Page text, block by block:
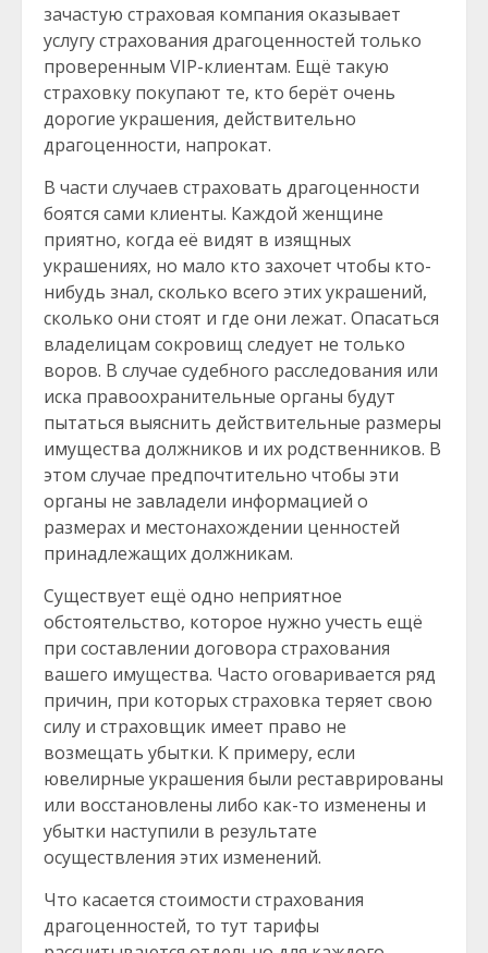
зачастую страховая компания оказывает
услугу страхования драгоценностей только
проверенным VIP-клиентам. Ещё такую
страховку покупают те, кто берёт очень
дорогие украшения, действительно
драгоценности, напрокат.
В части случаев страховать драгоценности
боятся сами клиенты. Каждой женщине
приятно, когда её видят в изящных
украшениях, но мало кто захочет чтобы кто-
нибудь знал, сколько всего этих украшений,
сколько они стоят и где они лежат. Опасаться
владелицам сокровищ следует не только
воров. В случае судебного расследования или
иска правоохранительные органы будут
пытаться выяснить действительные размеры
имущества должников и их родственников. В
этом случае предпочтительно чтобы эти
органы не завладели информацией о
размерах и местонахождении ценностей
принадлежащих должникам.
Существует ещё одно неприятное
обстоятельство, которое нужно учесть ещё
при составлении договора страхования
вашего имущества. Часто оговаривается ряд
причин, при которых страховка теряет свою
силу и страховщик имеет право не
возмещать убытки. К примеру, если
ювелирные украшения были реставрированы
или восстановлены либо как-то изменены и
убытки наступили в результате
осуществления этих изменений.
Что касается стоимости страхования
драгоценностей, то тут тарифы